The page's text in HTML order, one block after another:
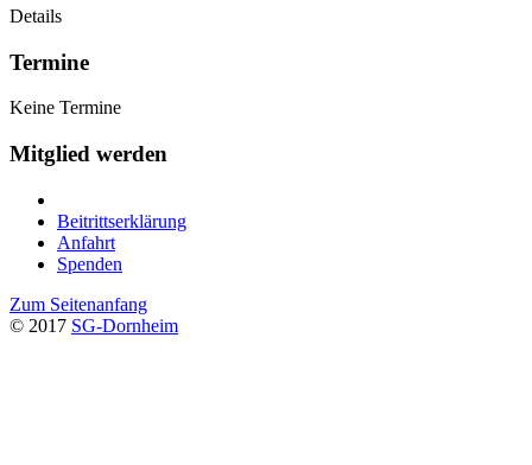
Details
Termine
Keine Termine
Mitglied werden
Beitrittserklärung
Anfahrt
Spenden
Zum Seitenanfang
© 2017 SG-Dornheim